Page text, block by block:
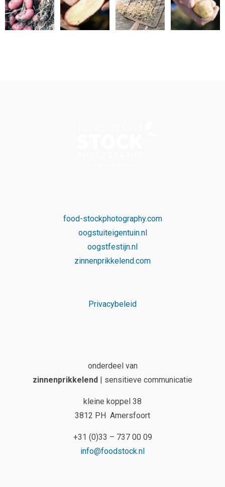
food-stockphotography.com
oogstuiteigentuin.nl
oogstfestijn.nl
zinnenprikkelend.com
Privacybeleid
onderdeel van
zinnenprikkelend
| sensitieve communicatie
kleine koppel 38
3812 PH Amersfoort
+31 (0)33 – 737 00 09
info@foodstock.nl